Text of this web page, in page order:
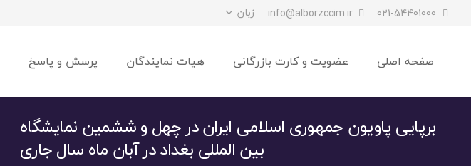
021-54401000
info@alborzccim.ir زبان
صفحه اصلی عضویت و کارت بازرگانی هیات نمایندگان پرسش و پاسخ
برپایی پاویون جمهوری اسلامی ایران در چهل و ششمین نمایشگاه
بین المللی بغداد در آبان ماه سال جاری